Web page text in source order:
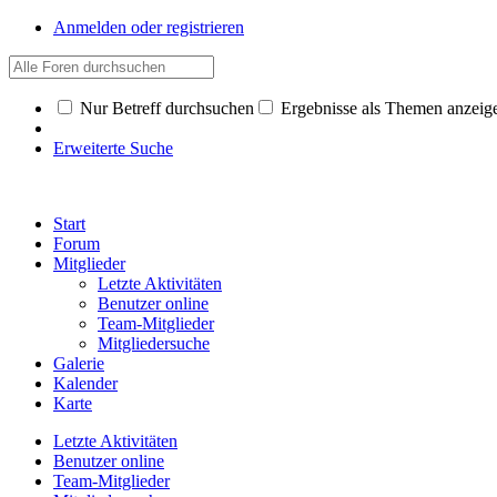
Anmelden oder registrieren
Nur Betreff durchsuchen Ergebnisse als Themen
Erweiterte Suche
Start
Forum
Mitglieder
Letzte Aktivitäten
Benutzer online
Team-Mitglieder
Mitgliedersuche
Galerie
Kalender
Karte
Letzte Aktivitäten
Benutzer online
Team-Mitglieder